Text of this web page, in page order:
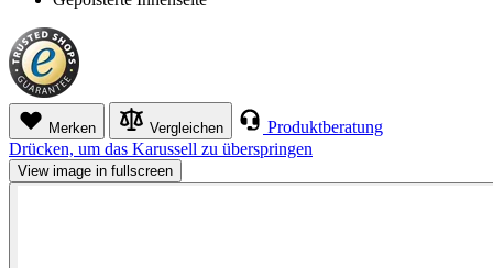
Merken Vergleichen
Produktberatung
Drücken, um das Karussell zu überspringen
View image in fullscreen